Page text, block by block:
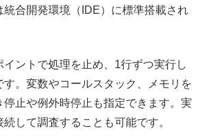
統合開発環境（IDE）に標準搭載され
ントで処理を止め、1行ずつ実行し
す。変数やコールスタック、メモリを
止や例外時停止も指定できます。実
して調査することも可能です。